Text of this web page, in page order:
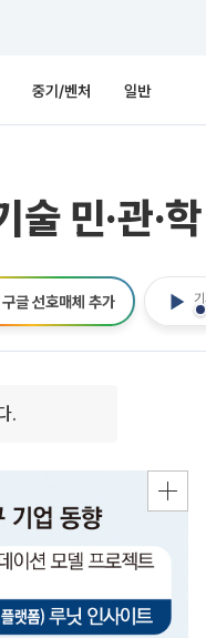
중기/벤처 일반
술 민·관
구글 선호매체 추가
.